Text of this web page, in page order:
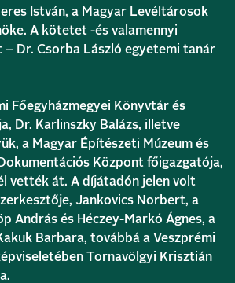
István, a Magyar Levéltárosok
A kötetet -és valamennyi
Dr. Csorba László egyetemi tanár
Főegyházmegyei Könyvtár és
Dr. Karlinszky Balázs, illetve
a Magyar Építészeti Múzeum és
Központ főigazgatója,
vették át. A díjátadón jelen volt
Jankovics Norbert, a
András és Héczey-Markó Ágnes, a
Barbara, továbbá a Veszprémi
Tornavölgyi Krisztián